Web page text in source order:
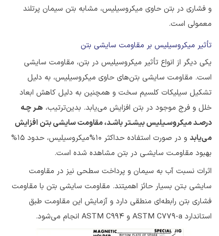
و فشاری در بتن حاوی میکروسیلیس، مشابه بتن سیمان پرتلند
معمولی است.
تأثیر میکروسیلیس بر مقاومت سایشی بتن
یکی دیگر از انواع تأثیر میکروسیلیس در بتن، مقاومت سایشی
است. مقاومت سایشی بتن‌های حاوی میکروسیلیس، به دلیل
تشکیل سیلیکات کلسیم سخت و همچنین به دلیل کاهش ابعاد
خلل و فرج موجود در بتن افزایش می‌یابد. بدین‌ترتیب، هـر چـه
درصـد میكروسـیلیس بیشـتر باشـد، مقاومت سایشی بتن افزایش
می‌یابد
و در صورت استفاده حداكثر 10%میكروسیلیس، حدود 15%
بهبود مقاومـت سایشـی در بتن مشاهده شده است.
اثرات نسبت آب به سیمان و پرداخت سطحی نیز در مقاومت
سایشی بـتن بسیار حائز اهمیتند. مقاومت سایشی بتن با مقاومت
فشاری بتن رابطه‌ای منطقی دارد و آزمایش این مقاومت طبق
استاندارد ASTM C779-a و ASTM C994 انجام می‌شود.